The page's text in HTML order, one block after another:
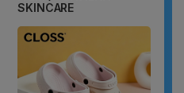
SKINCARE